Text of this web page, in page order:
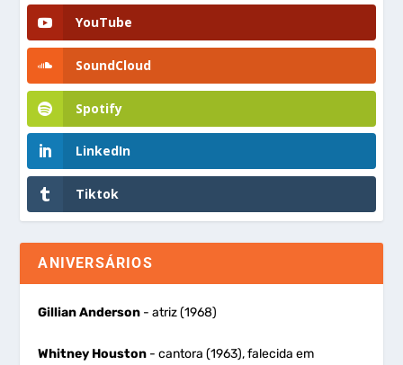
YouTube
SoundCloud
Spotify
LinkedIn
Tiktok
ANIVERSÁRIOS
Gillian Anderson - atriz (1968)
Whitney Houston - cantora (1963), falecida em